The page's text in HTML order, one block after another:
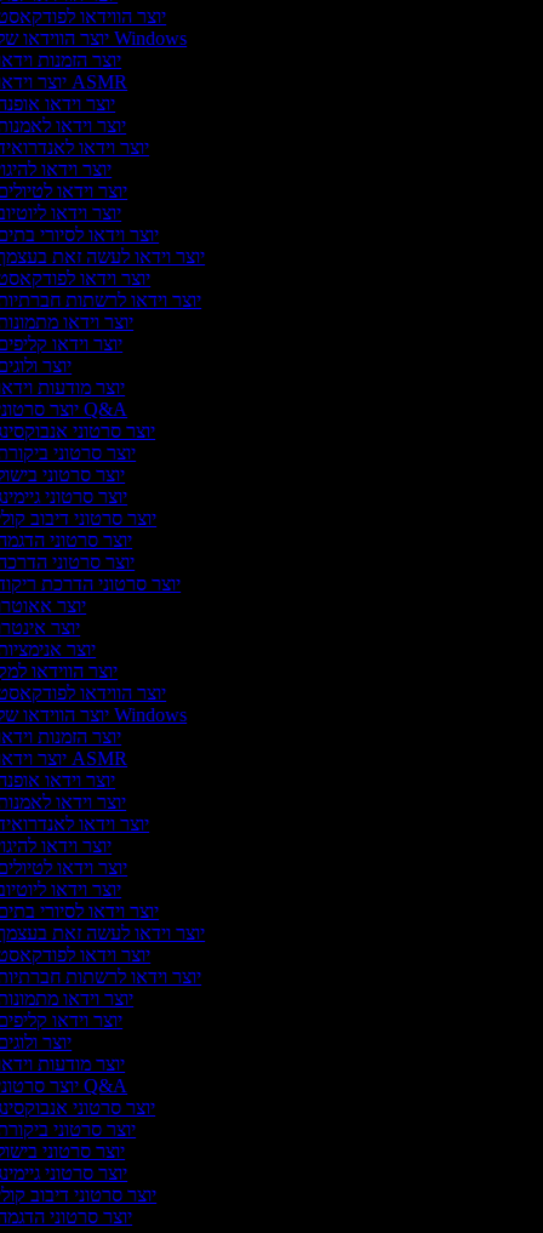
יוצר הווידאו
יוצר הווידאו של Windows
יוצר הזמנות
יוצר וידאו ASMR
יוצר וידאו
יוצר וידאו
יוצר וידאו
יוצר וידאו
יוצר וידאו
יוצר וידאו
יוצר וידאו לסיורי
יוצר וידאו לעשה זאת
יוצר וידאו
יוצר וידאו לרשתות
יוצר וידאו
יוצר וידאו
יוצר
יוצר מודעות
יוצר סרטוני Q&A
יוצר סרטוני
יוצר סרטוני
יוצר סרטוני
יוצר סרטוני
יוצר סרטוני דיבוב
יוצר סרטוני
יוצר סרטוני
יוצר סרטוני הדרכת
יוצר
יוצר
יוצר
יוצר הווידאו
יוצר הווידאו
יוצר הווידאו של Windows
יוצר הזמנות
יוצר וידאו ASMR
יוצר וידאו
יוצר וידאו
יוצר וידאו
יוצר וידאו
יוצר וידאו
יוצר וידאו
יוצר וידאו לסיורי
יוצר וידאו לעשה זאת
יוצר וידאו
יוצר וידאו לרשתות
יוצר וידאו
יוצר וידאו
יוצר
יוצר מודעות
יוצר סרטוני Q&A
יוצר סרטוני
יוצר סרטוני
יוצר סרטוני
יוצר סרטוני
יוצר סרטוני דיבוב
יוצר סרטוני